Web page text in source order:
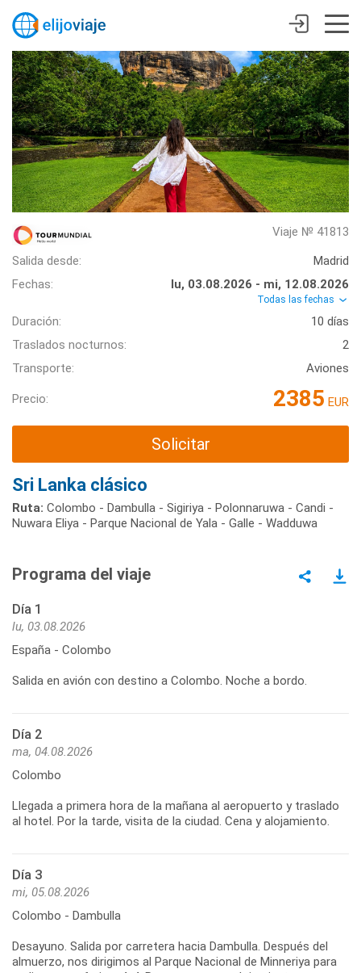
Viaje № 41813
Salida desde:
Madrid
Fechas:
lu, 03.08.2026 - mi, 12.08.2026
Todas las fechas
Duración:
10 días
Traslados nocturnos:
2
Transporte:
Aviones
Precio: 2385 EUR
Solicitar
Sri Lanka clásico
Ruta: Colombo - Dambulla - Sigiriya - Polonnaruwa - Candi -
Nuwara Eliya - Parque Nacional de Yala - Galle - Wadduwa
Programa del viaje
Día 1
lu, 03.08.2026
España - Colombo
Día 2
ma, 04.08.2026
Colombo
Llegada a primera hora de la mañana al aeropuerto y traslado
Día 3
mi, 05.08.2026
Colombo - Dambulla
Desayuno. Salida por carretera hacia Dambulla. Después del
almuerzo, nos dirigimos al Parque Nacional de Minneriya para